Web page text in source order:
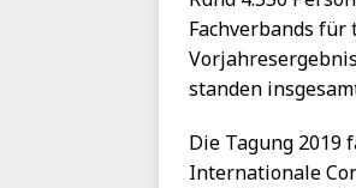
Fachverbands
standen
Die Tagung 2019
Internationale